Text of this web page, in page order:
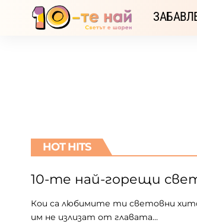
HOT HITS
10-те най-горещи
Кои са любимите ти световни
им не излизат от главата…